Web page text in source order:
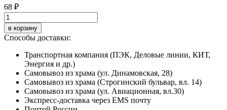
68 ₽
в корзину
Способы доставки:
Транспортная компания (ПЭК, Деловые линии, КИТ,
Энергия и др.)
Самовывоз из храма (ул. Динамовская, 28)
Самовывоз из храма (Строгинский бульвар, вл. 14)
Самовывоз из храма (ул. Авиационная, вл.30)
Экспресс-доставка через EMS почту